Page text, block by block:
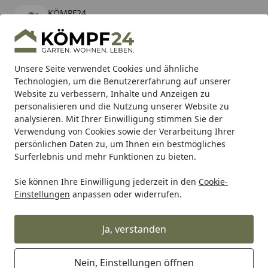
Unsere Seite verwendet Cookies und ähnliche
Technologien, um die Benutzererfahrung auf unserer
Website zu verbessern, Inhalte und Anzeigen zu
personalisieren und die Nutzung unserer Website zu
analysieren. Mit Ihrer Einwilligung stimmen Sie der
Verwendung von Cookies sowie der Verarbeitung Ihrer
persönlichen Daten zu, um Ihnen ein bestmögliches
Surferlebnis und mehr Funktionen zu bieten.
Sie können Ihre Einwilligung jederzeit in den Cookie-
Einstellungen anpassen oder widerrufen.
Ja, verstanden
Nein, Einstellungen öffnen
KÖMPF24
kostenlos - Im App Store
Hotline
Alle Produkte
Mein Konto
Suchen
Karibu Pools inkl. gratis Sandfilteranlage & Pool-
Starterset (Gesamtwert bis 468,99€)
Startseite
Geschenke für besondere Anlässe WMF Perfect One Pot
WMF Perfect One Pot Schnelltopf
mit Dampfgareinsatz, 6,5 Liter